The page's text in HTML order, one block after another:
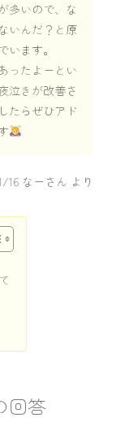
多いので、な
いんだ？と原
います。
ったよーとい
泣きが改善さ
たらぜひアド
16 なーさん より
回答